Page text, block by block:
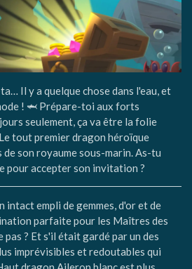
Il y a quelque chose dans l'eau, et
! 🦈 Prépare-toi aux forts
seulement, ça va être la folie
tout premier dragon héroïque
son royaume sous-marin. As-tu
pour accepter son invitation ?
intact empli de gemmes, d'or et de
parfaite pour les Maîtres des
pas ? Et s'il était gardé par un des
imprévisibles et redoutables qui